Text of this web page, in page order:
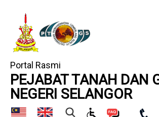
Portal Rasmi
PEJABAT TANAH DAN
NEGERI SELANGOR